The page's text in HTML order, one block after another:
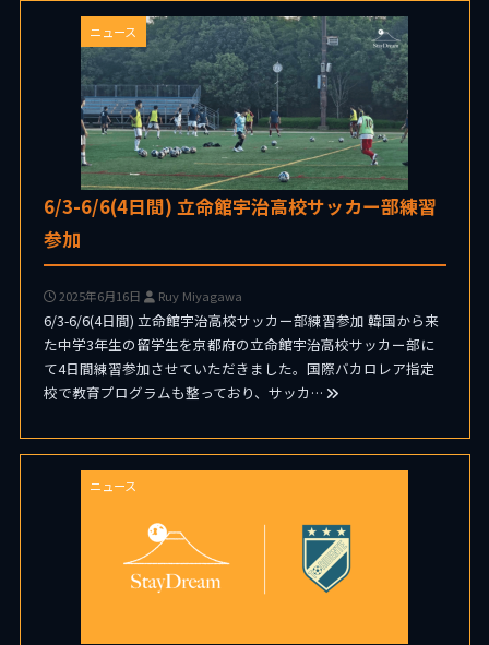
ニュース
6/3-6/6(4日間) 立命館宇治高校サッカー部練習
参加
2025年6月16日 Ruy Miyagawa
6/3-6/6(4日間) 立命館宇治高校サッカー部練習参加 韓国から来
た中学3年生の留学生を京都府の立命館宇治高校サッカー部に
て4日間練習参加させていただきました。国際バカロレア指定
校で教育プログラムも整っており、サッカ…
ニュース